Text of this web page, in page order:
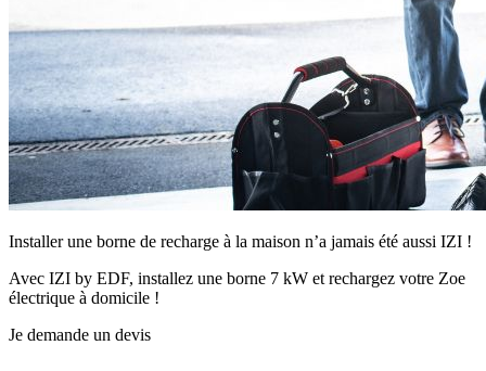
Installer une borne de recharge à la maison n’a jamais été aussi IZI !
Avec IZI by EDF, installez une borne 7 kW et rechargez votre Zoe
électrique à domicile !
Je demande un devis